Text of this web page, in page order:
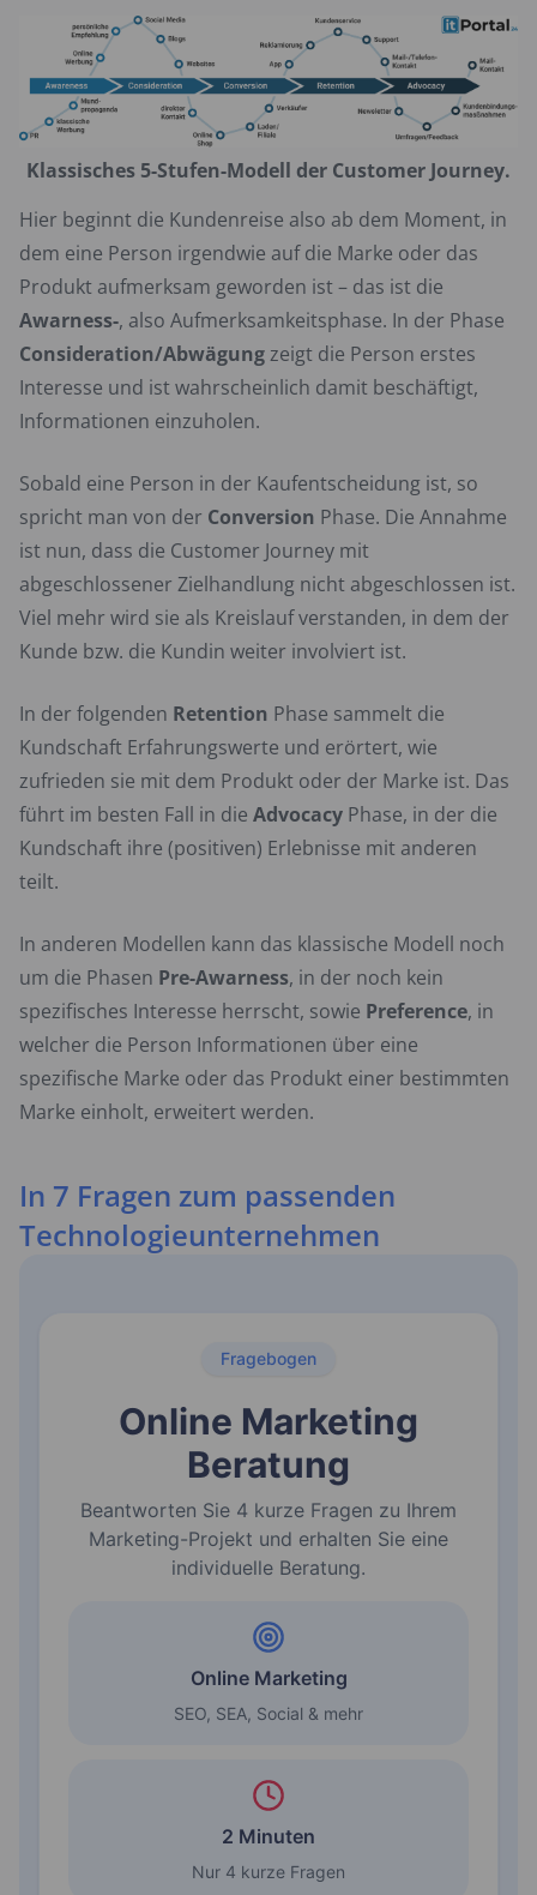
Klassisches 5-Stufen-Modell der Customer Journey.
Hier beginnt die Kundenreise also ab dem Moment, in
dem eine Person irgendwie auf die Marke oder das
Produkt aufmerksam geworden ist – das ist die
Awarness-, also Aufmerksamkeitsphase. In der Phase
Consideration/Abwägungzeigt die Person erstes
Interesse und ist wahrscheinlich damit beschäftigt,
Informationen einzuholen.
Sobald eine Person in der Kaufentscheidung ist, so
spricht man von der Conversion Phase. Die Annahme
ist nun, dass die Customer Journey mit
abgeschlossener Zielhandlung nicht abgeschlossen ist.
Viel mehr wird sie als Kreislauf verstanden, in dem der
Kunde bzw. die Kundin weiter involviert ist.
In der folgenden Retention Phase sammelt die
Kundschaft Erfahrungswerte und erörtert, wie
zufrieden sie mit dem Produkt oder der Marke ist. Das
führt im besten Fall in die Advocacy Phase, in der die
Kundschaft ihre (positiven) Erlebnisse mit anderen
teilt.
In anderen Modellen kann das klassische Modell noch
um die Phasen Pre-Awarness, in der noch kein
spezifisches Interesse herrscht, sowie Preference, in
welcher die Person Informationen über eine
spezifische Marke oder das Produkt einer bestimmten
Marke einholt, erweitert werden.
In 7 Fragen zum passenden
Technologieunternehmen